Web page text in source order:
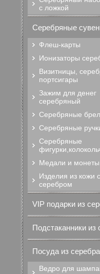
с ложкой
Серебряные
Флеш-карты
Ионизаторы
Визитницы,
портсигары
Зажим для денег
серебряный
Серебряные
Серебряные
Серебряные
Медали и монеты
Изделия из кожи с
серебром
VIP подарки из
Подстаканники из
Посуда из серебра
Ведро для